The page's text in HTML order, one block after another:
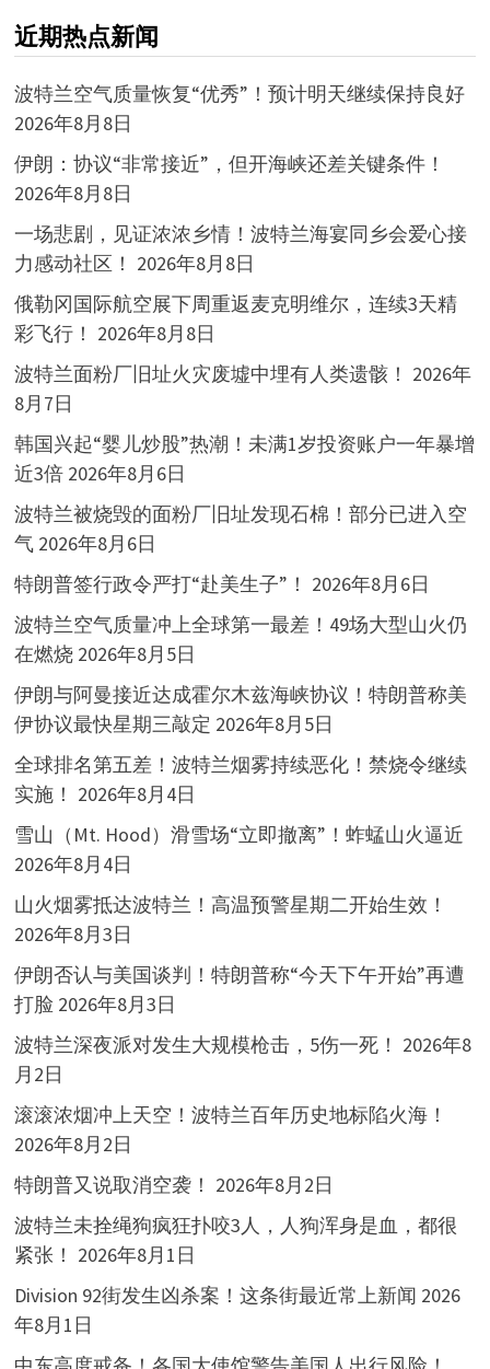
近期热点新闻
波特兰空气质量恢复“优秀”！预计明天继续保持良好
2026年8月8日
伊朗：协议“非常接近”，但开海峡还差关键条件！
2026年8月8日
一场悲剧，见证浓浓乡情！波特兰海宴同乡会爱心接
力感动社区！ 2026年8月8日
俄勒冈国际航空展下周重返麦克明维尔，连续3天精
彩飞行！ 2026年8月8日
波特兰面粉厂旧址火灾废墟中埋有人类遗骸！ 2026年
8月7日
韩国兴起“婴儿炒股”热潮！未满1岁投资账户一年暴增
近3倍 2026年8月6日
波特兰被烧毁的面粉厂旧址发现石棉！部分已进入空
气 2026年8月6日
特朗普签行政令严打“赴美生子”！ 2026年8月6日
波特兰空气质量冲上全球第一最差！49场大型山火仍
在燃烧 2026年8月5日
伊朗与阿曼接近达成霍尔木兹海峡协议！特朗普称美
伊协议最快星期三敲定 2026年8月5日
全球排名第五差！波特兰烟雾持续恶化！禁烧令继续
实施！ 2026年8月4日
雪山（Mt. Hood）滑雪场“立即撤离”！蚱蜢山火逼近
2026年8月4日
山火烟雾抵达波特兰！高温预警星期二开始生效！
2026年8月3日
伊朗否认与美国谈判！特朗普称“今天下午开始”再遭
打脸 2026年8月3日
波特兰深夜派对发生大规模枪击，5伤一死！ 2026年8
月2日
滚滚浓烟冲上天空！波特兰百年历史地标陷火海！
2026年8月2日
特朗普又说取消空袭！ 2026年8月2日
波特兰未拴绳狗疯狂扑咬3人，人狗浑身是血，都很
紧张！ 2026年8月1日
Division 92街发生凶杀案！这条街最近常上新闻 2026
年8月1日